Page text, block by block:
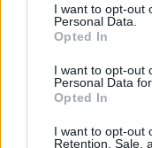
I want to opt-out
Personal Data.
Opted In
I want to opt-out
Personal Data
Opted In
I want to opt-out
Retention, Sale,